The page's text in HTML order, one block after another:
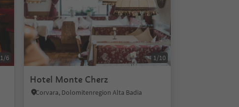
1/6 1/10
Hotel Monte Cherz
Corvara, Dolomitenregion Alta Badia